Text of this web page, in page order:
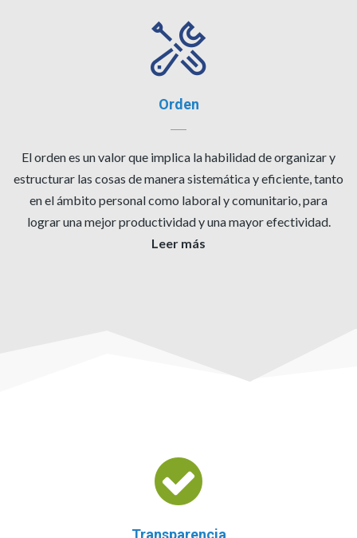
Orden
El orden es un valor que implica la habilidad de organizar y
estructurar las cosas de manera sistemática y eficiente, tanto
en el ámbito personal como laboral y comunitario, para
lograr una mejor productividad y una mayor efectividad.
Leer más